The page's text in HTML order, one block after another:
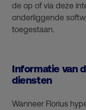
de op of via deze
onderliggende
toegestaan.
Informatie van
diensten
Wanneer Florius